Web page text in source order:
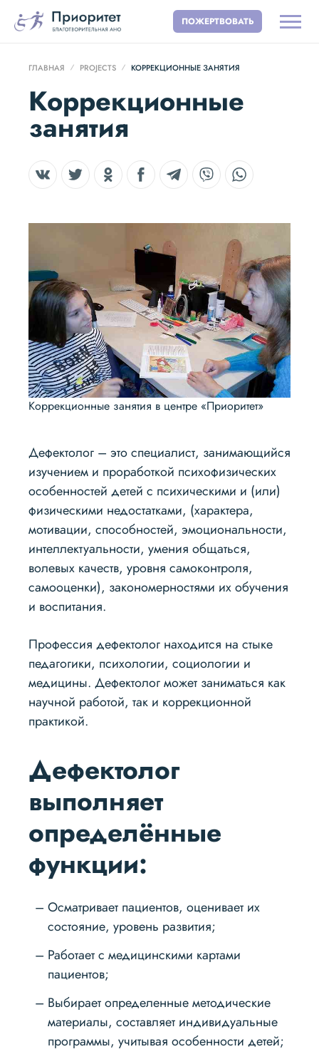
ПОЖЕРТВОВАТЬ
ГЛАВНАЯ PROJECTS КОРРЕКЦИОННЫЕ ЗАНЯТИЯ
Коррекционные
занятия
Коррекционные занятия в центре «Приоритет»
Дефектолог – это специалист, занимающийся
изучением и проработкой психофизических
особенностей детей с психическими и (или)
физическими недостатками, (характера,
мотивации, способностей, эмоциональности,
интеллектуальности, умения общаться,
волевых качеств, уровня самоконтроля,
самооценки), закономерностями их обучения
и воспитания.
Профессия дефектолог находится на стыке
педагогики, психологии, социологии и
медицины. Дефектолог может заниматься как
научной работой, так и коррекционной
практикой.
Дефектолог
выполняет
определённые
функции:
Осматривает пациентов, оценивает их
состояние, уровень развития;
Работает с медицинскими картами
пациентов;
Выбирает определенные методические
материалы, составляет индивидуальные
программы, учитывая особенности детей;